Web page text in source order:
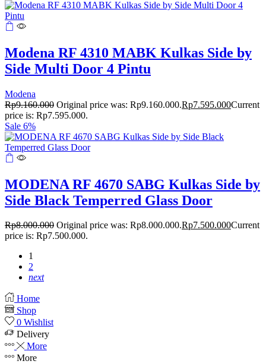
Modena RF 4310 MABK Kulkas Side by
Side Multi Door 4 Pintu
Modena
Rp9.160.000 Original price was: Rp9.160.000.Rp7.595.000Current
price is: Rp7.595.000.
Sale 6%
MODENA RF 4670 SABG Kulkas Side by
Side Black Temperred Glass Door
Rp8.000.000 Original price was: Rp8.000.000.Rp7.500.000Current
price is: Rp7.500.000.
1
2
next
Home
Shop
0 Wishlist
Delivery
More
More